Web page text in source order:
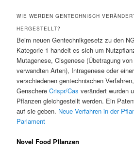
WIE WERDEN GENTECHNISCH
HERGESTELLT?
Beim neuen Gentechnikgesetz zu den
Kategorie 1 handelt es sich um
Mutagenese, Cisgenese (Übetragung
verwandten Arten), Intragenese oder
verschiedenen gentechnischen
GenschereCrispr/Casverändert wurden
Pflanzen gleichgestellt werden. Ein
auf sie geben. Neue Verfahren in der
Parlament
Novel Food Pflanzen